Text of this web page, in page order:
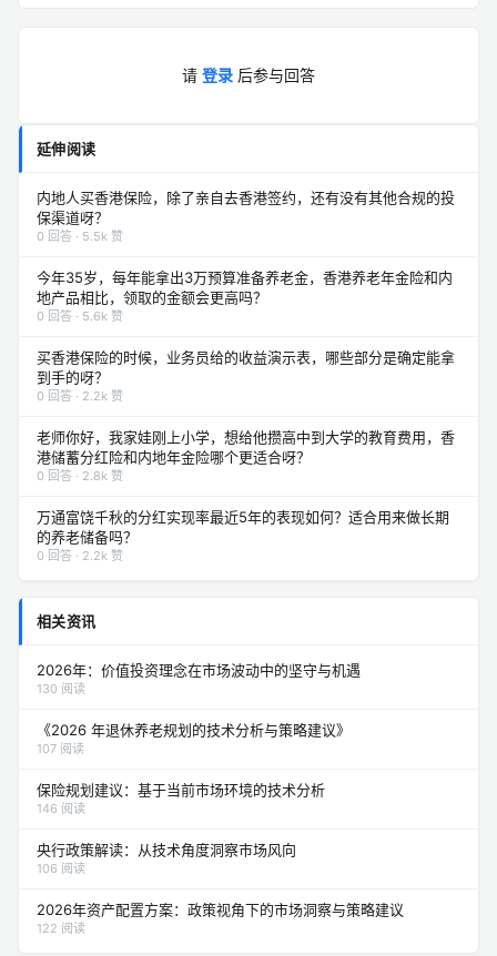
请 登录 后参与回答
延伸阅读
内地人买香港保险，除了亲自去香港签约，还有没有其他合规的投
保渠道呀？
0 回答 · 5.5k 赞
今年35岁，每年能拿出3万预算准备养老金，香港养老年金险和内
地产品相比，领取的金额会更高吗？
0 回答 · 5.6k 赞
买香港保险的时候，业务员给的收益演示表，哪些部分是确定能拿
到手的呀？
0 回答 · 2.2k 赞
老师你好，我家娃刚上小学，想给他攒高中到大学的教育费用，香
港储蓄分红险和内地年金险哪个更适合呀？
0 回答 · 2.8k 赞
万通富饶千秋的分红实现率最近5年的表现如何？适合用来做长期
的养老储备吗？
0 回答 · 2.2k 赞
相关资讯
2026年：价值投资理念在市场波动中的坚守与机遇
130 阅读
《2026 年退休养老规划的技术分析与策略建议》
107 阅读
保险规划建议：基于当前市场环境的技术分析
146 阅读
央行政策解读：从技术角度洞察市场风向
106 阅读
2026年资产配置方案：政策视角下的市场洞察与策略建议
122 阅读